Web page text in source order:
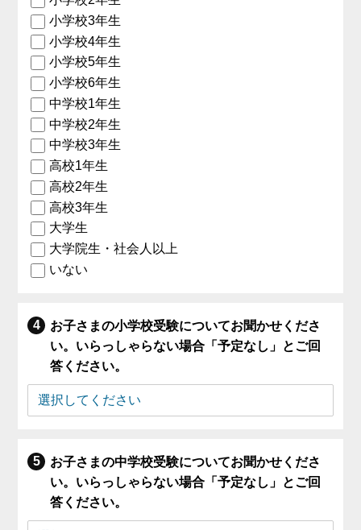
小学校3年生
小学校4年生
小学校5年生
小学校6年生
中学校1年生
中学校2年生
中学校3年生
高校1年生
高校2年生
高校3年生
大学生
大学院生・社会人以上
いない
お子さまの小学校受験についてお聞かせくださ
い。いらっしゃらない場合「予定なし」とご回
答ください。
お子さまの中学校受験についてお聞かせくださ
い。いらっしゃらない場合「予定なし」とご回
答ください。